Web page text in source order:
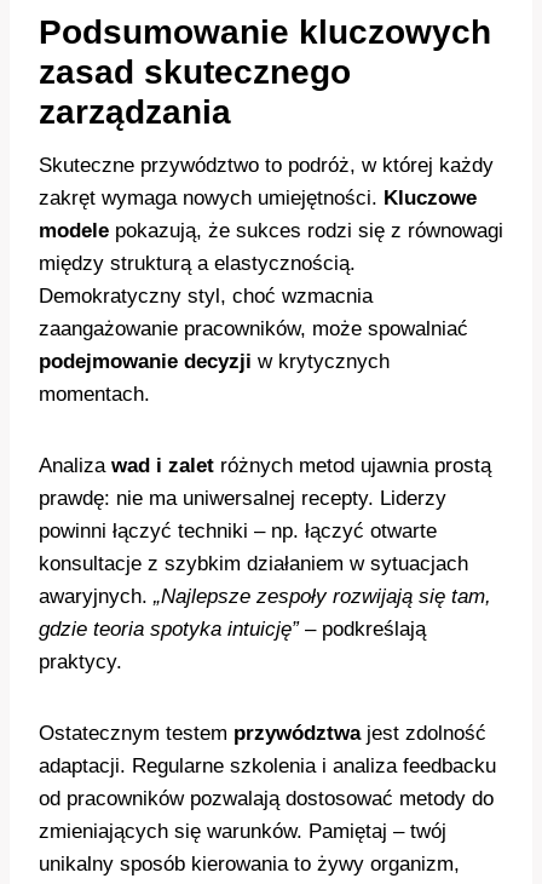
Podsumowanie kluczowych
zasad skutecznego
zarządzania
Skuteczne przywództwo to podróż, w której każdy
zakręt wymaga nowych umiejętności. Kluczowe
modele pokazują, że sukces rodzi się z równowagi
między strukturą a elastycznością.
Demokratyczny styl, choć wzmacnia
zaangażowanie pracowników, może spowalniać
podejmowanie decyzji w krytycznych
momentach.
Analiza wad i zalet różnych metod ujawnia prostą
prawdę: nie ma uniwersalnej recepty. Liderzy
powinni łączyć techniki – np. łączyć otwarte
konsultacje z szybkim działaniem w sytuacjach
awaryjnych. „Najlepsze zespoły rozwijają się tam,
gdzie teoria spotyka intuicję”– podkreślają
praktycy.
Ostatecznym testem przywództwajest zdolność
adaptacji. Regularne szkolenia i analiza feedbacku
od pracowników pozwalają dostosować metody do
zmieniających się warunków. Pamiętaj – twój
unikalny sposób kierowania to żywy organizm,